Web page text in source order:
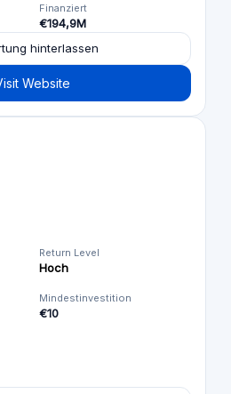
Finanziert
€194,9M
hinterlassen
Website
Return Level
Hoch
Mindestinvestition
€10